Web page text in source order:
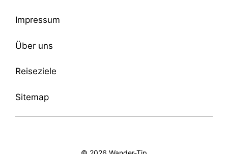
Impressum
Über uns
Reiseziele
Sitemap